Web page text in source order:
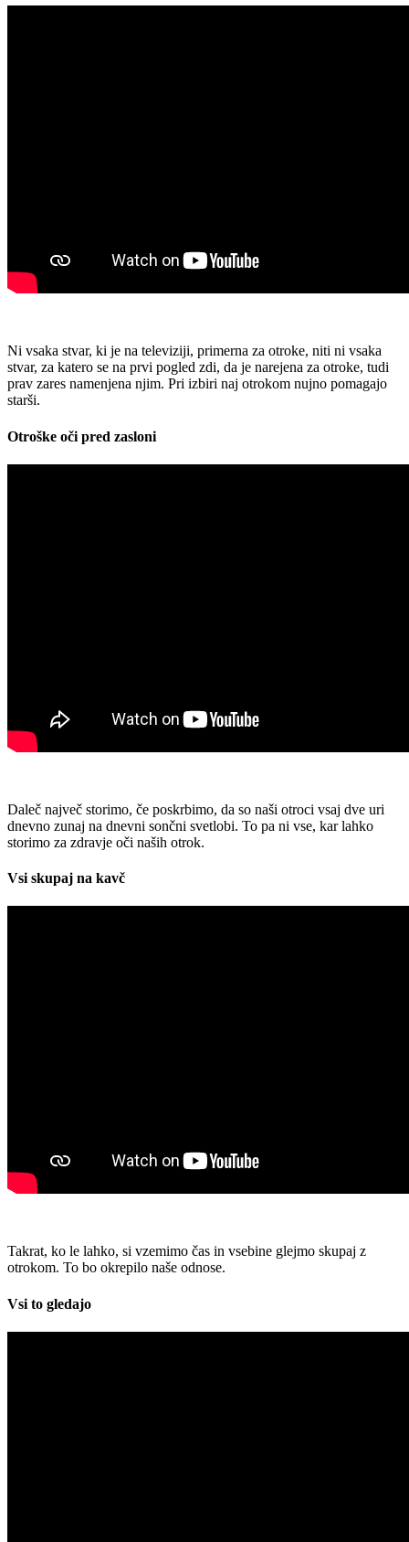
Ni vsaka stvar, ki je na televiziji, primerna za otroke, niti ni vsaka
stvar, za katero se na prvi pogled zdi, da je narejena za otroke, tudi
prav zares namenjena njim. Pri izbiri naj otrokom nujno pomagajo
starši.
Otroške oči pred zasloni
Daleč največ storimo, če poskrbimo, da so naši otroci vsaj dve uri
dnevno zunaj na dnevni sončni svetlobi. To pa ni vse, kar lahko
storimo za zdravje oči naših otrok.
Vsi skupaj na kavč
Takrat, ko le lahko, si vzemimo čas in vsebine glejmo skupaj z
otrokom. To bo okrepilo naše odnose.
Vsi to gledajo